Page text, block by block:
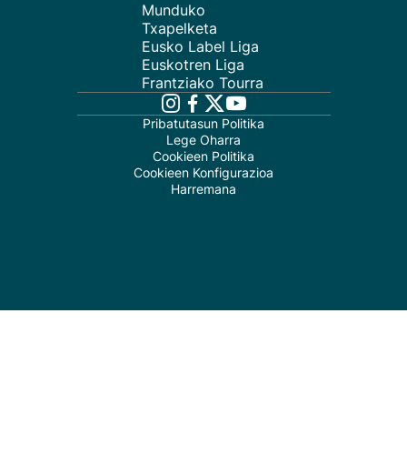
Munduko
Txapelketa
Eusko Label Liga
Euskotren Liga
Frantziako Tourra
Pribatutasun Politika
Lege Oharra
Cookieen Politika
Cookieen Konfigurazioa
Harremana